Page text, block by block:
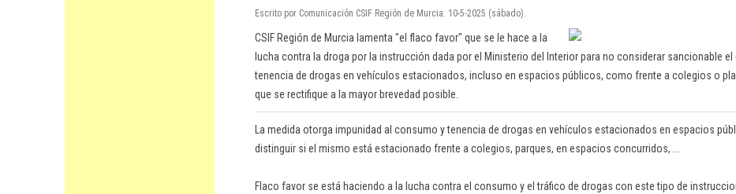
Escrito por Comunicación CSIF Región de Murcia. 10-5-2025 (sábado).
CSIF Región de Murcia lamenta "el flaco favor" que se le hace a la
lucha contra la droga por la instrucción dada por el Ministerio del Interior para no considerar sancionable
tenencia de drogas en vehículos estacionados, incluso en espacios públicos, como frente a colegios o
que se rectifique a la mayor brevedad posible.
La medida otorga impunidad al consumo y tenencia de drogas en vehículos estacionados en espacios
distinguir si el mismo está estacionado frente a colegios, parques, en espacios concurridos, ...
Flaco favor se está haciendo a la lucha contra el consumo y el tráfico de drogas con este tipo de